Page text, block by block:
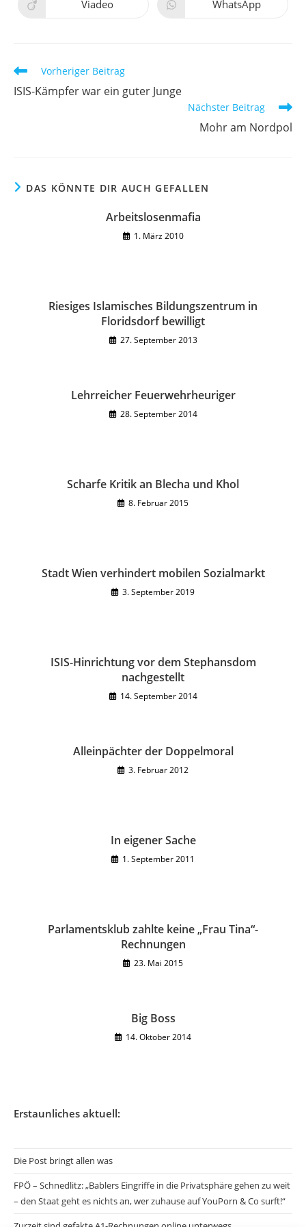
Fenster Fenster
Öffnet
Viadeo Öffnet
WhatsApp
Weitere
ansehen
Vorheriger Beitrag
ISIS-Kämpfer war ein guter Junge
Nächster Beitrag
Mohr am Nordpol
DAS KÖNNTE DIR AUCH GEFALLEN
Arbeitslosenmafia
1. März 2010
Riesiges Islamisches Bildungszentrum in
Floridsdorf bewilligt
27. September 2013
Lehrreicher Feuerwehrheuriger
28. September 2014
Scharfe Kritik an Blecha und Khol
8. Februar 2015
Stadt Wien verhindert mobilen Sozialmarkt
3. September 2019
ISIS-Hinrichtung vor dem Stephansdom
nachgestellt
14. September 2014
Alleinpächter der Doppelmoral
3. Februar 2012
In eigener Sache
1. September 2011
Parlamentsklub zahlte keine „Frau Tina“-
Rechnungen
23. Mai 2015
Big Boss
14. Oktober 2014
Erstaunliches aktuell:
Die Post bringt allen was
FPÖ – Schnedlitz: „Bablers Eingriffe in die Privatsphäre gehen zu weit
– den Staat geht es nichts an, wer zuhause auf YouPorn & Co surft!“